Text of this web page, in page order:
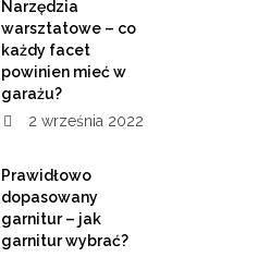
Narzędzia
warsztatowe – co
każdy facet
powinien mieć w
garażu?
2 września 2022
Prawidłowo
dopasowany
garnitur – jak
garnitur wybrać?